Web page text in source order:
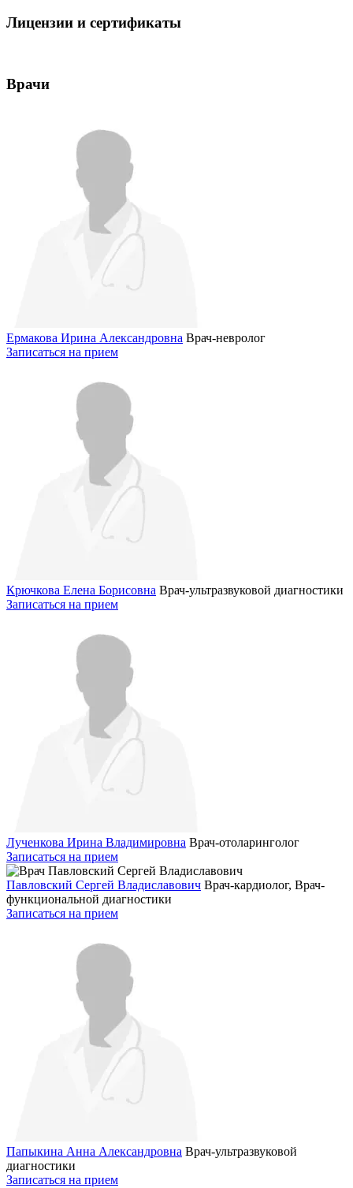
Лицензии и сертификаты
Врачи
Ермакова Ирина Александровна Врач-невролог
Записаться на прием
Крючкова Елена Борисовна Врач-ультразвуковой диагностики
Записаться на прием
Лученкова Ирина Владимировна Врач-отоларинголог
Записаться на прием
Павловский Сергей Владиславович Врач-кардиолог, Врач-
функциональной диагностики
Записаться на прием
Папыкина Анна Александровна Врач-ультразвуковой
диагностики
Записаться на прием